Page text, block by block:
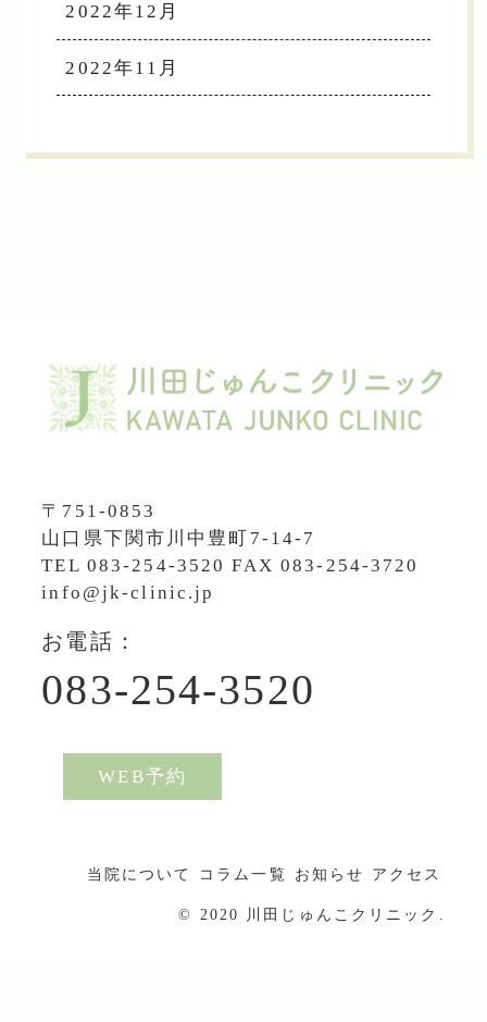
2022年12月
2022年11月
〒751-0853
山口県下関市川中豊町7-14-7
TEL 083-254-3520 FAX 083-254-3720
info@jk-clinic.jp
お電話：
083-254-3520
WEB予約
当院について コラム一覧 お知らせ アクセス
© 2020 川田じゅんこクリニック.